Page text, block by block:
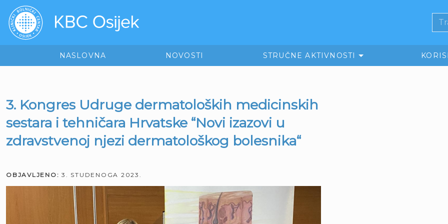
NASLOVNA NOVOSTI STRUČNE AKTIVNOSTI
3. Kongres Udruge dermatoloških medicinskih
sestara i tehničara Hrvatske “Novi izazovi u
zdravstvenoj njezi dermatološkog bolesnika“
OBJAVLJENO: 3. STUDENOGA 2023.